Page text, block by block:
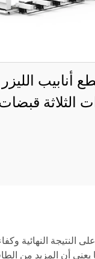
أنابيب الليزر
الثلاثة
على النتيجة
كهربائية تصل إلى 80 في